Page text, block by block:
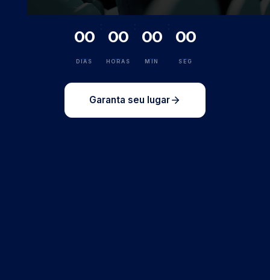
00
DIAS
00
HORAS
00
MIN
00
SEG
Garanta seu lugar